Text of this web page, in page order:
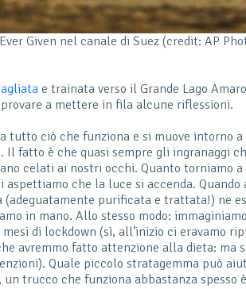
Given nel canale di Suez (credit: AP
e trainata verso il Grande Lago
a mettere in fila alcune riflessioni.
tutto ciò che funziona e si muove intorno
Il fatto è che quasi sempre gli ingranaggi
celati ai nostri occhi. Quanto torniamo a
che la luce si accenda. Quando
(adeguatamente purificata e trattata!) ne
in mano. Allo stesso modo:
di lockdown (sì, all’inizio ci eravamo
avremmo fatto attenzione alla dieta: ma
Quale piccolo stratagemma può
un trucco che funziona abbastanza spesso